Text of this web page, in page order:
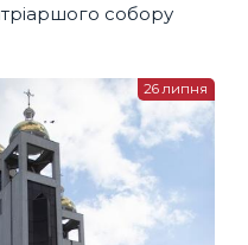
собору
26 липня